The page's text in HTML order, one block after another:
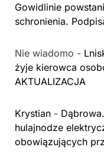
Gowidlinie
schronienia.
Nie wiadomo -
żyje kierowca
AKTUALIZACJA
Krystian -
hulajnodze
obowiązujących